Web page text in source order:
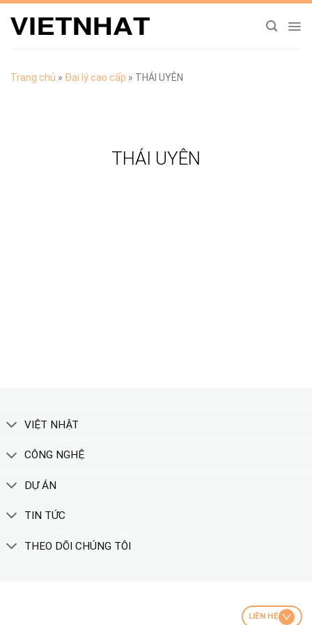
Chuyển
đến
Trang chủ » Đại lý cao cấp » THÁI UYÊN
THÁI UYÊN
VIỆT NHẬT
CÔNG NGHỆ
DỰ ÁN
TIN TỨC
THEO DÕI CHÚNG TÔI
LIÊN HỆ